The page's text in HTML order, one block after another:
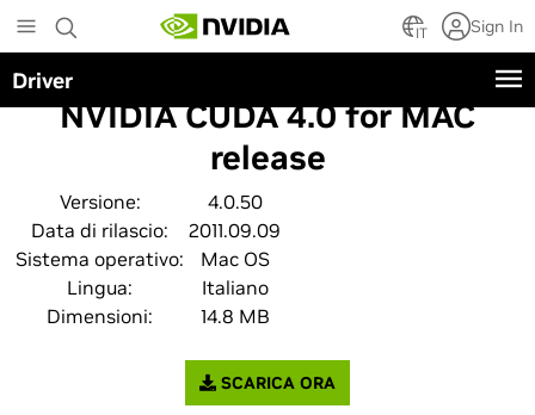
to
main
content
IT Sign In
Driver
NVIDIA CUDA 4.0 for MAC
release
Versione:
4.0.50
Data di rilascio:
2011.09.09
Sistema operativo:
Mac OS
Lingua:
Italiano
Dimensioni:
14.8 MB
SCARICA ORA